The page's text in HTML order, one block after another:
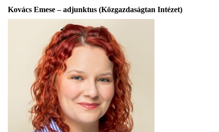
Kovács Emese – adjunktus (Közgazdaságtan Intézet)